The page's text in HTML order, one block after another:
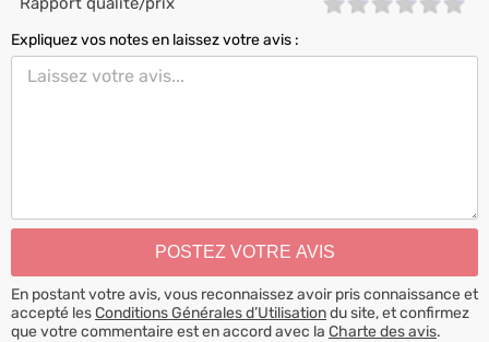
Expliquez vos notes en laissez votre avis :
En postant votre avis, vous reconnaissez avoir pris connaissance et
accepté lesConditions Générales d’Utilisationdu site, et confirmez
que votre commentaire est en accord avec la Charte des avis.